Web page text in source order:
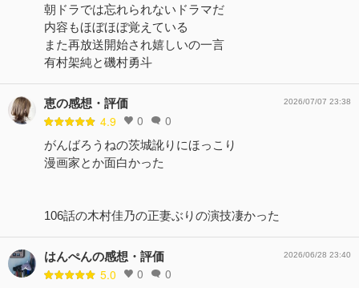
朝ドラでは忘れられないドラマだ
内容もほぼほぼ覚えている
また再放送開始され嬉しいの一言
有村架純と磯村勇斗
恵の感想・評価
4.9 0 0
2026/07/07 23:38
がんばろうねの茨城訛りにほっこり
漫画家とか面白かった
106話の木村佳乃の正妻ぶりの演技凄かった
はんぺんの感想・評価
5.0 0 0
2026/06/28 23:40